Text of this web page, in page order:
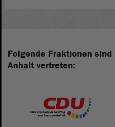
Folgende Fraktionen
Anhalt vertreten: